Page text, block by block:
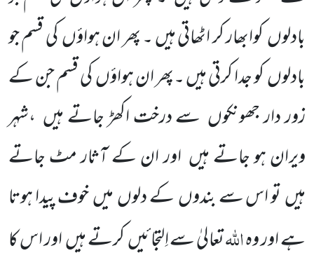
بادلوںکوابھار کر اٹھاتی ہیں ۔ پھر ان ہواؤںکی قسم جو
بادلوںکو جدا کرتی ہیں ۔پھر ان ہواؤںکی قسم جن کے
زور دار جھونکوں سے درخت اکھڑ جاتے ہیں ،شہر
ویران ہو جاتے ہیں اور ان کے آثار مٹ جاتے
ہیںتو اس سے بندوںکے دلوںمیںخوف پیدا ہوتا
ہے اور وہاللّٰہتعالیٰ سے اِلتجائیںکرتے ہیںاور اس کا